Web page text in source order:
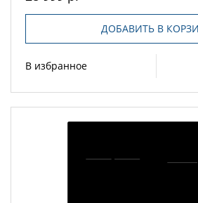
ДОБАВИТЬ В
В избранное